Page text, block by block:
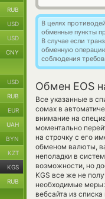
В целях
обменные пункты
В случае если
обменную
соблюдения
Обмен EOS
Все указанные в
сомах в
внимание на
моментально
на строчку с его
обменом валюты,
неполадки в
возможности, но
KGS все же не
необходимые
вебсайта из
RUB
USD
USD
CNY
USD
RUB
EUR
UAH
BYN
KZT
KGS
RUB